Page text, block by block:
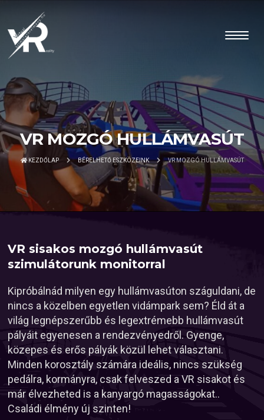
VR MOZGÓ HULLÁMVASÚT
KEZDŐLAP BÉRELHETŐ ESZKÖZEINK VR MOZGÓ HULLÁMVASÚT
VR sisakos mozgó hullámvasút
szimulátorunk monitorral
Kipróbálnád milyen egy hullámvasúton száguldani, de
nincs a közelben egyetlen vidámpark sem? Éld át a
világ legnépszerűbb és legextrémebb hullámvasút
pályáit egyenesen a rendezvényedről. Gyenge,
közepes és erős pályák közül lehet választani.
Minden korosztály számára ideális, nincs szükség
pedálra, kormányra, csak felveszed a VR sisakot és
már élvezheted is a kanyargó magasságokat..
Családi élmény új szinten!